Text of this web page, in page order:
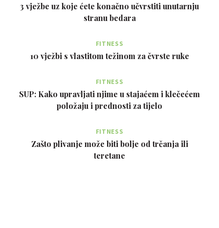
3 vježbe uz koje ćete konačno učvrstiti unutarnju
stranu bedara
FITNESS
10 vježbi s vlastitom težinom za čvrste ruke
FITNESS
SUP: Kako upravljati njime u stajaćem i klečećem
položaju i prednosti za tijelo
FITNESS
Zašto plivanje može biti bolje od trčanja ili
teretane